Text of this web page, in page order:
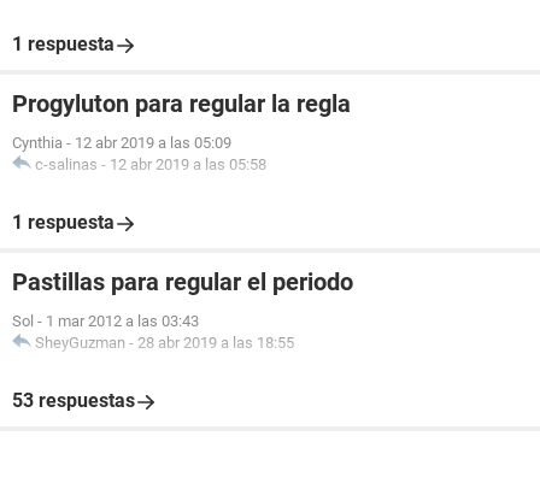
1 respuesta
Progyluton para regular la regla
Cynthia - 12 abr 2019 a las 05:09
c-salinas - 12 abr 2019 a las 05:58
1 respuesta
Pastillas para regular el periodo
Sol - 1 mar 2012 a las 03:43
SheyGuzman - 28 abr 2019 a las 18:55
53 respuestas